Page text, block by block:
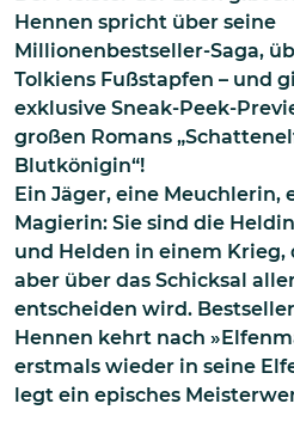
Hennen spricht über seine
Millionenbestseller-Saga,
Tolkiens Fußstapfen – und
exklusive Sneak-Peek-
großen Romans
Blutkönigin“!
Ein Jäger, eine Meuchlerin,
Magierin: Sie sind die
und Helden in einem
aber über das Schicksal
entscheiden wird.
Hennen kehrt nach
erstmals wieder in seine
legt ein episches